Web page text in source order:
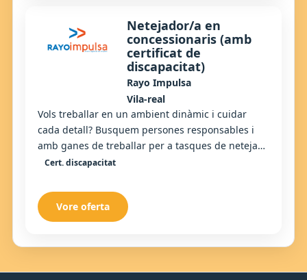
Netejador/a en
concessionaris (amb
certificat de
discapacitat)
Rayo Impulsa
Vila-real
Vols treballar en un ambient dinàmic i cuidar
cada detall? Busquem persones responsables i
amb ganes de treballar per a tasques de neteja
en concessionaris. Si t’agrada la precisió i el t...
Cert. discapacitat
Vore oferta